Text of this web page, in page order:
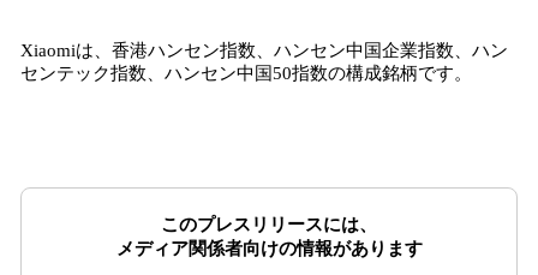
Xiaomiは、香港ハンセン指数、ハンセン中国企業指数、ハン
センテック指数、ハンセン中国50指数の構成銘柄です。
このプレスリリースには、
メディア関係者向けの情報があります